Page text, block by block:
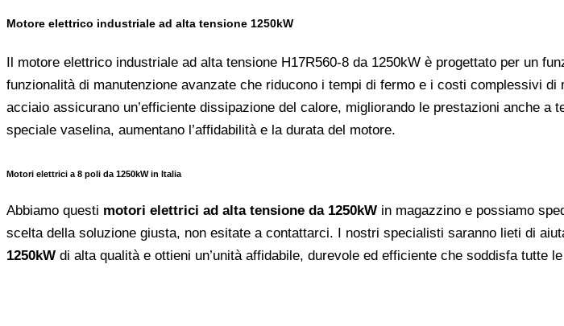
Motore elettrico industriale ad alta tensione 1250kW
Il motore elettrico industriale ad alta tensione H17R560-8 da 1250kW è progettato per un
funzionalità di manutenzione avanzate che riducono i tempi di fermo e i costi complessivi
acciaio assicurano un’efficiente dissipazione del calore, migliorando le prestazioni anche
speciale vaselina, aumentano l’affidabilità e la durata del motore.
Motori elettrici a 8 poli da 1250kW in Italia
Abbiamo questi motori elettrici ad alta tensione da 1250kW in magazzino e possiamo
scelta della soluzione giusta, non esitate a contattarci. I nostri specialisti saranno lieti di
1250kW di alta qualità e ottieni un’unità affidabile, durevole ed efficiente che soddisfa tutte